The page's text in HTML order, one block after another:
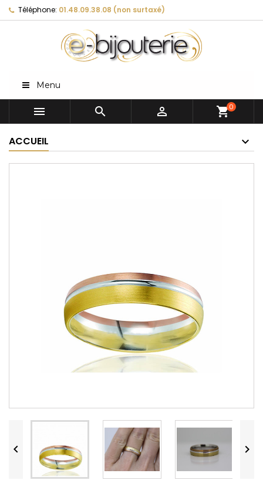
Téléphone: 01.48.09.38.08 (non surtaxé)
Menu
   shopping_cart0
ACCUEIL
 